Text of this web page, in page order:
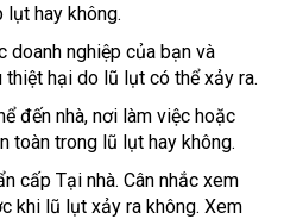
lụt hay không.
doanh nghiệp của bạn và
hại do lũ lụt có thể xảy ra.
đến nhà, nơi làm việc hoặc
toàn trong lũ lụt hay không.
cấp Tại nhà. Cân nhắc xem
khi lũ lụt xảy ra không. Xem